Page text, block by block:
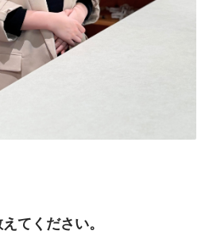
てください。